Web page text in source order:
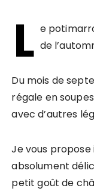
L e
de
Du mois de
régale en
avec d’autres
Je vous
absolument
petit goût de